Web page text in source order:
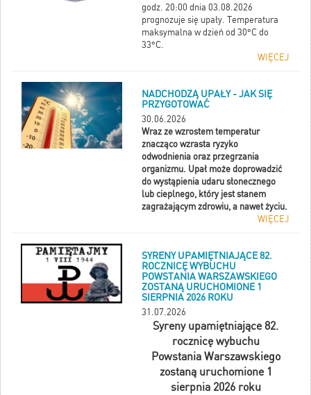
godz. 20:00 dnia 03.08.2026
prognozuje się upały. Temperatura
maksymalna w dzień od 30°C do
33°C.
WIĘCEJ
NADCHODZĄ UPAŁY - JAK SIĘ
PRZYGOTOWAĆ
30.06.2026
Wraz ze wzrostem temperatur
znacząco wzrasta ryzyko
odwodnienia oraz przegrzania
organizmu. Upał może doprowadzić
do wystąpienia udaru słonecznego
lub cieplnego, który jest stanem
zagrażającym zdrowiu, a nawet życiu.
WIĘCEJ
SYRENY UPAMIĘTNIAJĄCE 82.
ROCZNICĘ WYBUCHU
POWSTANIA WARSZAWSKIEGO
ZOSTANĄ URUCHOMIONE 1
SIERPNIA 2026 ROKU
31.07.2026
Syreny upamiętniające 82.
rocznicę wybuchu
Powstania Warszawskiego
zostaną uruchomione 1
sierpnia 2026 roku